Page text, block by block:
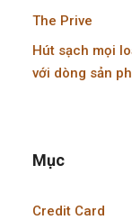
The Prive
Hút sạch mọi
với dòng sản
Mục
Credit Card